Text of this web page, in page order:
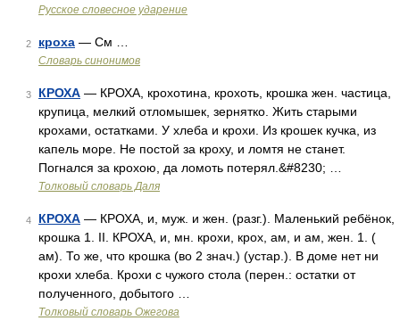
Русское словесное ударение
2 кроха — См …
Словарь синонимов
3 КРОХА — КРОХА, крохотина, крохоть, крошка жен. частица,
крупица, мелкий отломышек, зернятко. Жить старыми
крохами, остатками. У хлеба и крохи. Из крошек кучка, из
капель море. Не постой за кроху, и ломтя не станет.
Погнался за крохою, да ломоть потерял.&#8230; …
Толковый словарь Даля
4 КРОХА — КРОХА, и, муж. и жен. (разг.). Маленький ребёнок,
крошка 1. II. КРОХА, и, мн. крохи, крох, ам, и ам, жен. 1. (
ам). То же, что крошка (во 2 знач.) (устар.). В доме нет ни
крохи хлеба. Крохи с чужого стола (перен.: остатки от
полученного, добытого …
Толковый словарь Ожегова